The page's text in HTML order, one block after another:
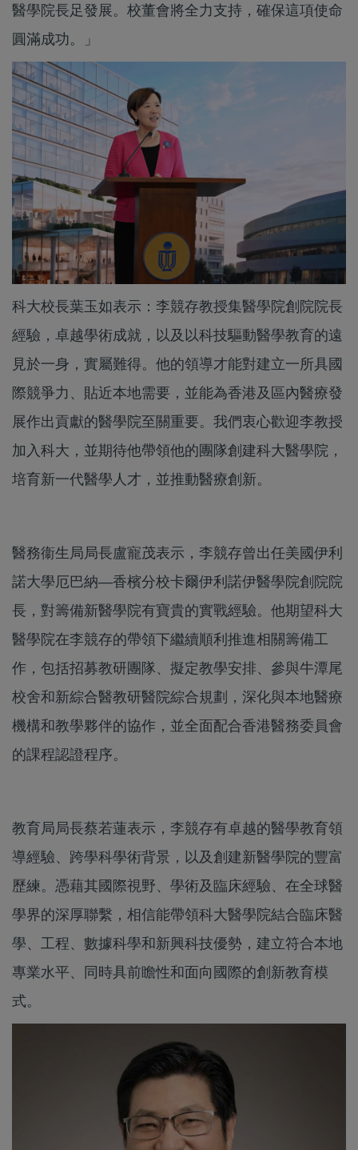
醫學院長足發展。校董會將全力支持，確保這項使命
圓滿成功。」
科大校長葉玉如表示：李競存教授集醫學院創院院長
經驗，卓越學術成就，以及以科技驅動醫學教育的遠
見於一身，實屬難得。他的領導才能對建立一所具國
際競爭力、貼近本地需要，並能為香港及區內醫療發
展作出貢獻的醫學院至關重要。我們衷心歡迎李教授
加入科大，並期待他帶領他的團隊創建科大醫學院，
培育新一代醫學人才，並推動醫療創新。
醫務衞生局局長盧寵茂表示，李競存曾出任美國伊利
諾大學厄巴納—香檳分校卡爾伊利諾伊醫學院創院院
長，對籌備新醫學院有寶貴的實戰經驗。他期望科大
醫學院在李競存的帶領下繼續順利推進相關籌備工
作，包括招募教研團隊、擬定教學安排、參與牛潭尾
校舍和新綜合醫教研醫院綜合規劃，深化與本地醫療
機構和教學夥伴的協作，並全面配合香港醫務委員會
的課程認證程序。
教育局局長蔡若蓮表示，李競存有卓越的醫學教育領
導經驗、跨學科學術背景，以及創建新醫學院的豐富
歷練。憑藉其國際視野、學術及臨床經驗、在全球醫
學界的深厚聯繫，相信能帶領科大醫學院結合臨床醫
學、工程、數據科學和新興科技優勢，建立符合本地
專業水平、同時具前瞻性和面向國際的創新教育模
式。